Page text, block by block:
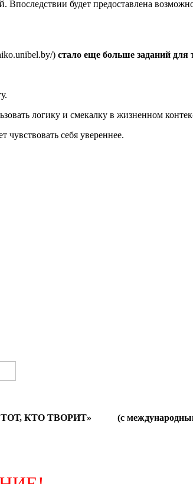
будет предоставлена
) стало еще больше заданий для
логику и смекалку в жизненном
себя увереннее.
ТОТ, КТО ТВОРИТ» (с